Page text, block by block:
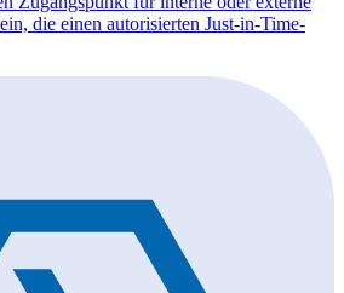
die einen autorisierten Just-in-Time-